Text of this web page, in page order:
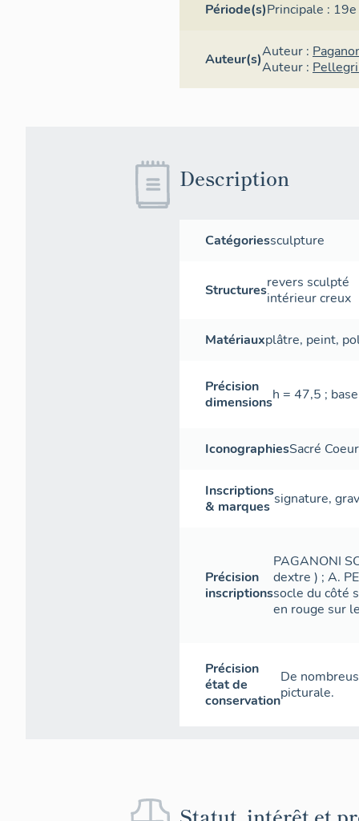
Période(s)Principale :
Auteur(s)Auteur :
Auteur :
Description
Catégoriessculpture
Structuresrevers sculpté
intérieur creux
Matériauxplâtre, peint,
Précision
dimensionsh = 47,5 ;
IconographiesSacré Coeur
Inscriptions
& marques signature,
Précision
inscriptions
PAGANONI
dextre ) ; A.
socle du côté
en rouge sur
Précision
état de
conservation
De
picturale.